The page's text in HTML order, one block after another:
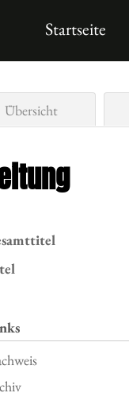
Startseite
Übersicht